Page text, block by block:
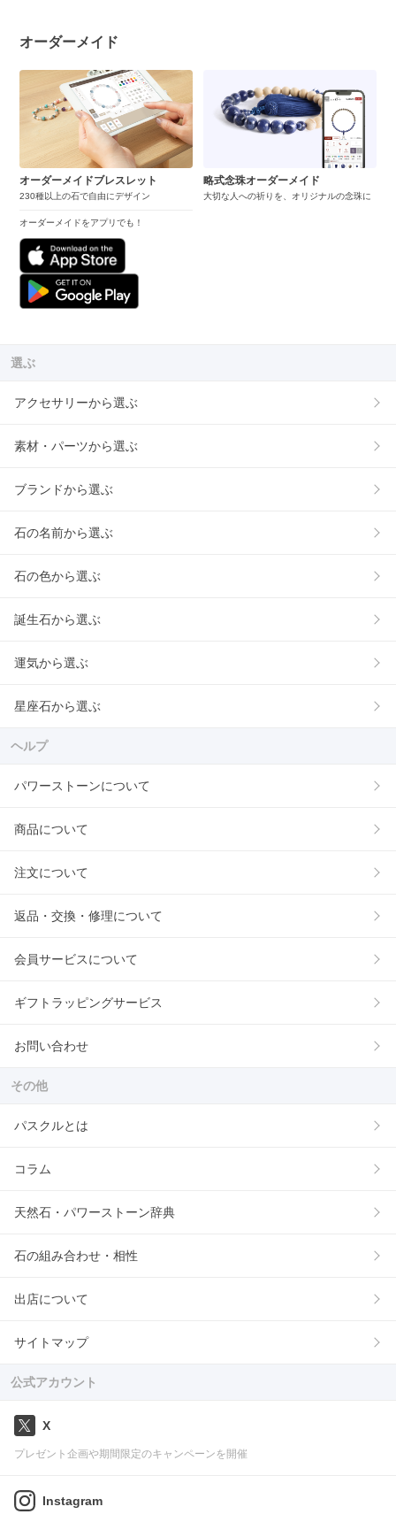
オーダーメイド
オーダーメイドブレスレット
230種以上の石で自由にデザイン
オーダーメイドをアプリでも！
略式念珠オーダーメイド
大切な人への祈りを、オリジナルの念珠に
選ぶ
アクセサリーから選ぶ
素材・パーツから選ぶ
ブランドから選ぶ
石の名前から選ぶ
石の色から選ぶ
誕生石から選ぶ
運気から選ぶ
星座石から選ぶ
ヘルプ
パワーストーンについて
商品について
注文について
返品・交換・修理について
会員サービスについて
ギフトラッピングサービス
お問い合わせ
その他
パスクルとは
コラム
天然石・パワーストーン辞典
石の組み合わせ・相性
出店について
サイトマップ
公式アカウント
X
プレゼント企画や期間限定のキャンペーンを開催
Instagram